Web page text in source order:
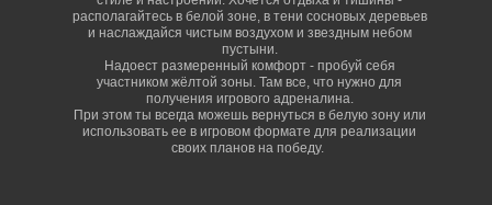
располагайтесь в белой зоне, в тени сосновых деревьев
и наслаждайся чистым воздухом и звездным небом
пустыни.
Надоест размеренный комфорт - пробуй себя
участником жёлтой зоны. Там все, что нужно для
получения игрового адреналина.
При этом ты всегда можешь вернуться в белую зону или
использовать ее в игровом формате для реализации
своих планов на победу.